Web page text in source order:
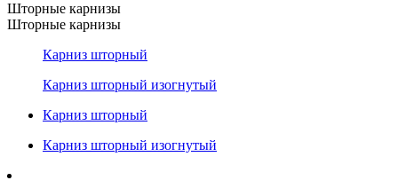
Шторные карнизы
Шторные карнизы
Карниз шторный
Карниз шторный изогнутый
Карниз шторный
Карниз шторный изогнутый